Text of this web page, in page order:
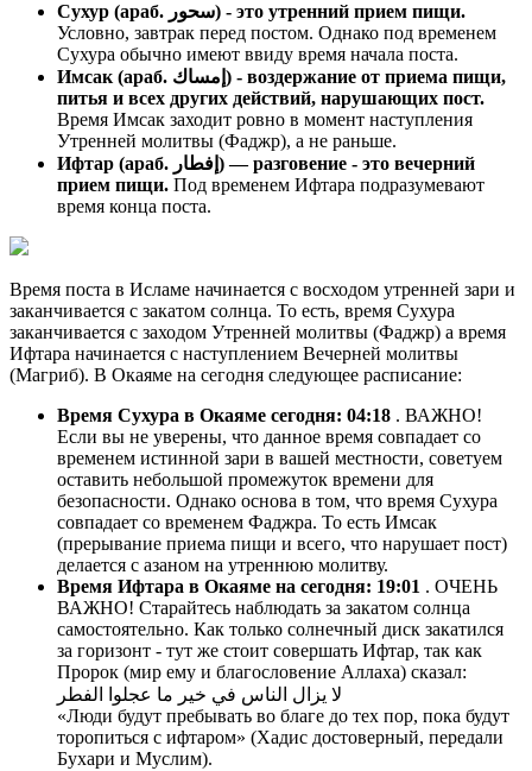
Сухур (араб. سحور) - это утренний прием пищи.
Условно, завтрак перед постом. Однако под временем
Сухура обычно имеют ввиду время начала поста.
Имсак (араб. إمساك) - воздержание от приема пищи,
питья и всех других действий, нарушающих пост.
Время Имсак заходит ровно в момент наступления
Утренней молитвы (Фаджр), а не раньше.
Ифтар (араб. إفطار) — разговение - это вечерний
прием пищи. Под временем Ифтара подразумевают
время конца поста.
Время поста в Исламе начинается с восходом утренней зари и
заканчивается с закатом солнца. То есть, время Сухура
заканчивается с заходом Утренней молитвы (Фаджр) а время
Ифтара начинается с наступлением Вечерней молитвы
(Магриб). В Окаяме на сегодня следующее расписание:
Время Сухура в Окаяме сегодня: 04:18 . ВАЖНО!
Если вы не уверены, что данное время совпадает со
временем истинной зари в вашей местности, советуем
оставить небольшой промежуток времени для
безопасности. Однако основа в том, что время Сухура
совпадает со временем Фаджра. То есть Имсак
(прерывание приема пищи и всего, что нарушает пост)
делается с азаном на утреннюю молитву.
Время Ифтара в Окаяме на сегодня: 19:01 . ОЧЕНЬ
ВАЖНО! Старайтесь наблюдать за закатом солнца
самостоятельно. Как только солнечный диск закатился
за горизонт - тут же стоит совершать Ифтар, так как
Пророк (мир ему и благословение Аллаха) сказал:
لا يزال الناس في خير ما عجلوا الفطر
«Люди будут пребывать во благе до тех пор, пока будут
торопиться с ифтаром» (Хадис достоверный, передали
Бухари и Муслим).